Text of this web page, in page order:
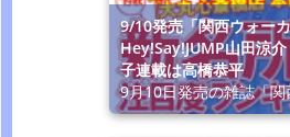
9/10発売「関西ウォー
Hey!Say!JUMP山田涼
子連載は高橋恭平
9月10日発売の雑誌「関